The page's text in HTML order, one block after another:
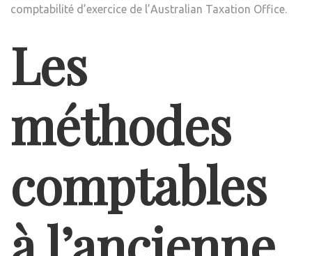
comptabilité d’exercice de l’Australian Taxation Office.
Les
méthodes
comptables